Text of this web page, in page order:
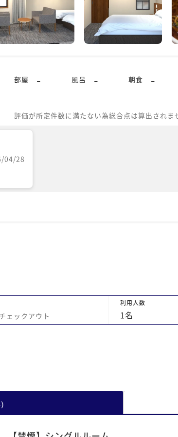
部屋 - 風呂 - 朝食 -
評価が所定件数に満たない為総合点は算出されま
04/28
チェックアウト
利用人数
1名
）